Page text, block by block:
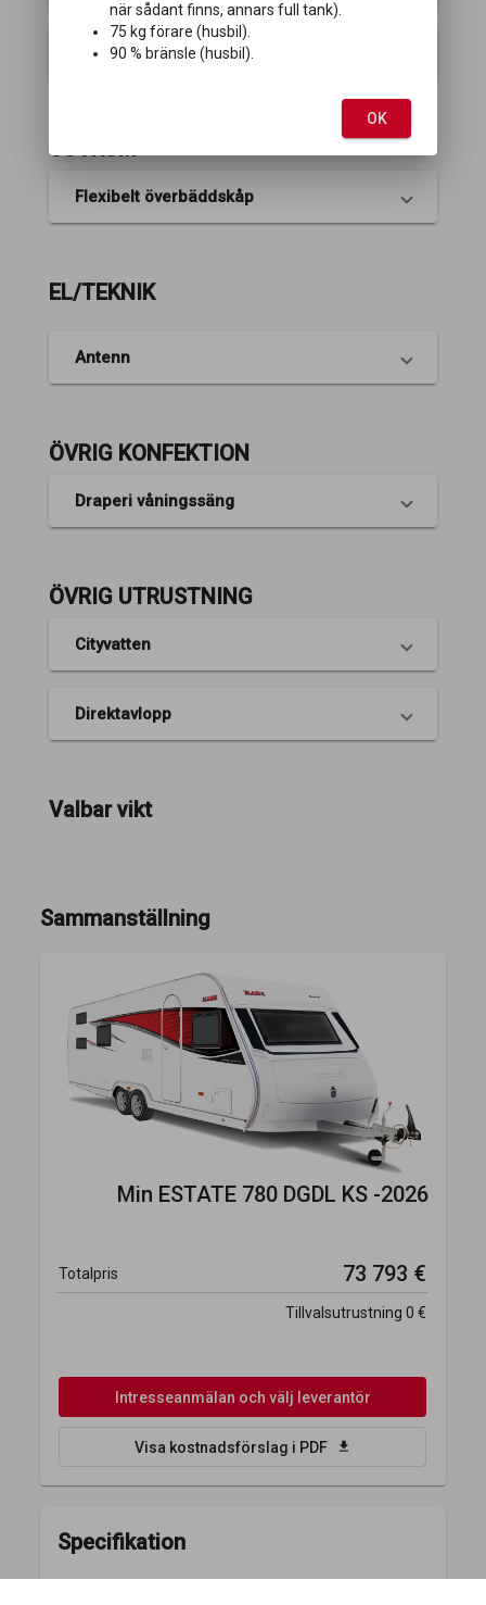
Ugn
SOVRUM
Flexibelt överbäddskåp
EL/TEKNIK
Antenn
ÖVRIG KONFEKTION
Draperi våningssäng
ÖVRIG UTRUSTNING
Cityvatten
Direktavlopp
Valbar vikt
Sammanställning
Min ESTATE 780 DGDL KS -2026
Totalpris 73 793 €
Tillvalsutrustning 0 €
Intresseanmälan och välj leverantör
Visa kostnadsförslag i PDF download
Specifikation
när sådant finns, annars full tank).
75 kg förare (husbil).
90 % bränsle (husbil).
OK